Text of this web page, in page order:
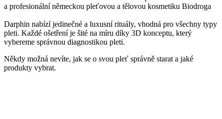
a profesionální německou pleťovou a tělovou kosmetiku Biodroga
Darphin nabízí jedinečné a luxusní rituály, vhodná pro všechny typy
pleti. Každé ošetření je šité na míru díky 3D konceptu, který
vybereme správnou diagnostikou pleti.
Někdy možná nevíte, jak se o svou pleť správně starat a jaké
produkty vybrat.